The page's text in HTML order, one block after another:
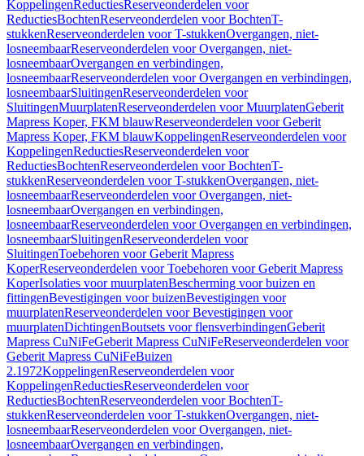
KoppelingenReductiesReserveonderdelen voor
ReductiesBochtenReserveonderdelen voor BochtenT-
stukkenReserveonderdelen voor T-stukkenOvergangen, niet-
losneembaarReserveonderdelen voor Overgangen, niet-
losneembaarOvergangen en verbindingen,
losneembaarReserveonderdelen voor Overgangen en verbindingen,
losneembaarSluitingenReserveonderdelen voor
SluitingenMuurplatenReserveonderdelen voor MuurplatenGeberit
Mapress Koper, FKM blauwReserveonderdelen voor Geberit
Mapress Koper, FKM blauwKoppelingenReserveonderdelen voor
KoppelingenReductiesReserveonderdelen voor
ReductiesBochtenReserveonderdelen voor BochtenT-
stukkenReserveonderdelen voor T-stukkenOvergangen, niet-
losneembaarReserveonderdelen voor Overgangen, niet-
losneembaarOvergangen en verbindingen,
losneembaarReserveonderdelen voor Overgangen en verbindingen,
losneembaarSluitingenReserveonderdelen voor
SluitingenToebehoren voor Geberit Mapress
KoperReserveonderdelen voor Toebehoren voor Geberit Mapress
KoperIsolaties voor muurplatenBescherming voor buizen en
fittingenBevestigingen voor buizenBevestigingen voor
muurplatenReserveonderdelen voor Bevestigingen voor
muurplatenDichtingenBoutsets voor flensverbindingenGeberit
Mapress CuNiFeGeberit Mapress CuNiFeReserveonderdelen voor
Geberit Mapress CuNiFeBuizen
2.1972KoppelingenReserveonderdelen voor
KoppelingenReductiesReserveonderdelen voor
ReductiesBochtenReserveonderdelen voor BochtenT-
stukkenReserveonderdelen voor T-stukkenOvergangen, niet-
losneembaarReserveonderdelen voor Overgangen, niet-
losneembaarOvergangen en verbindingen,